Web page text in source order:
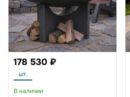
178 530 ₽
шт.
В наличии